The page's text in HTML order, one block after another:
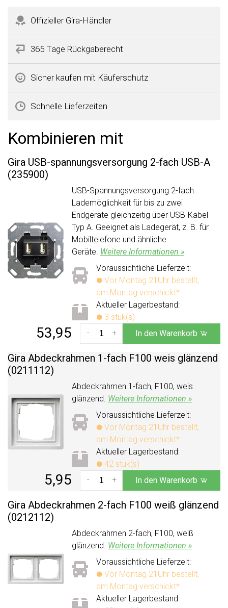
Offizieller Gira-Händler
365 Tage Rückgaberecht
Sicher kaufen mit Käuferschutz
Schnelle Lieferzeiten
Kombinieren mit
Gira USB-spannungsversorgung 2-fach USB-A
(235900)
USB-Spannungsversorgung 2-fach.
Lademöglichkeit für bis zu zwei
Endgeräte gleichzeitig über USB-Kabel
Typ A. Geeignet als Ladegerät, z. B. für
Mobiltelefone und ähnliche
Geräte. Weitere Informationen »
Voraussichtliche Lieferzeit:
Vor Montag 21Uhr bestellt,
am Montag verschickt*
Aktueller Lagerbestand:
3 stuk(s)
53,95 +
- In den Warenkorb
Gira Abdeckrahmen 1-fach F100 weis glänzend
(0211112)
Abdeckrahmen 1-fach, F100, weis
glänzend. Weitere Informationen »
Voraussichtliche Lieferzeit:
Vor Montag 21Uhr bestellt,
am Montag verschickt*
Aktueller Lagerbestand:
42 stuk(s)
5,95 +
- In den Warenkorb
Gira Abdeckrahmen 2-fach F100 weiß glänzend
(0212112)
Abdeckrahmen 2-fach, F100, weiß
glänzend. Weitere Informationen »
Voraussichtliche Lieferzeit:
Vor Montag 21Uhr bestellt,
am Montag verschickt*
Aktueller Lagerbestand: